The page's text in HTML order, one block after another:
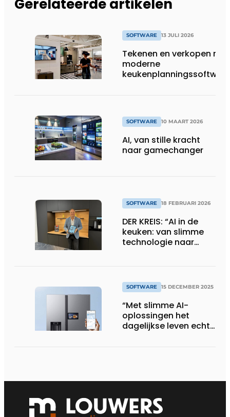
Gerelateerde artikelen
SOFTWARE 13 JULI 2026
Tekenen en verkopen met
moderne
keukenplanningssoftware
SOFTWARE 10 MAART 2026
AI, van stille kracht
naar gamechanger
SOFTWARE 18 FEBRUARI 2026
DER KREIS: “AI in de
keuken: van slimme
technologie naar
SOFTWARE 15 DECEMBER 2025
“Met slimme AI-
oplossingen het
dagelijkse leven echt